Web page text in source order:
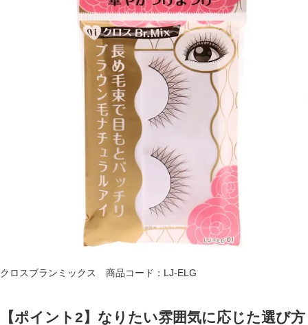
クロスブランミックス 商品コード：LJ-ELG
【ポイント2】なりたい雰囲気に応じた選び方